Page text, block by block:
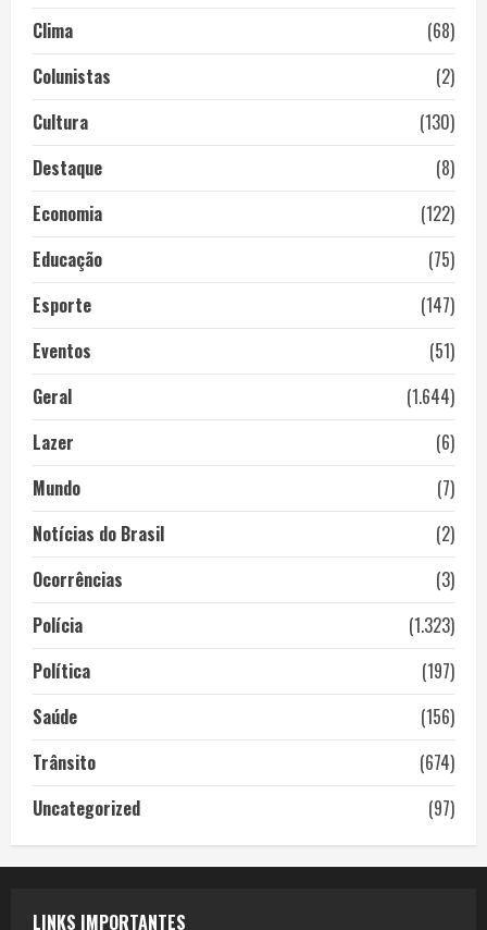
Clima
(68)
Colunistas
(2)
Cultura
(130)
Destaque
(8)
Economia
(122)
Educação
(75)
Esporte
(147)
Eventos
(51)
Geral
(1.644)
Lazer
(6)
Mundo
(7)
Notícias do Brasil
(2)
Ocorrências
(3)
Polícia
(1.323)
Política
(197)
Saúde
(156)
Trânsito
(674)
Uncategorized
(97)
LINKS IMPORTANTES